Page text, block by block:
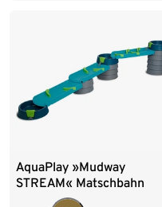
AquaPlay »Mudway
STREAM« Matschbahn